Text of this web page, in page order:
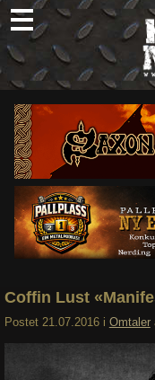
Skip
to
content
Søk
Coffin Lust
Postet 21.07.2016 i Omtaler